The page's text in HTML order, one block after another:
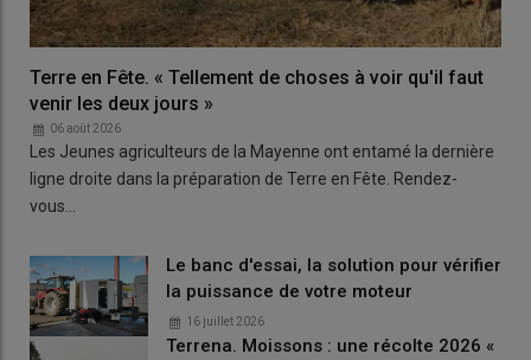
Terre en Fête. « Tellement de choses à voir qu'il faut
venir les deux jours »
06 août 2026
Les Jeunes agriculteurs de la Mayenne ont entamé la dernière
ligne droite dans la préparation de Terre en Fête. Rendez-
vous…
Le banc d'essai, la solution pour vérifier
la puissance de votre moteur
16 juillet 2026
Terrena. Moissons : une récolte 2026 «